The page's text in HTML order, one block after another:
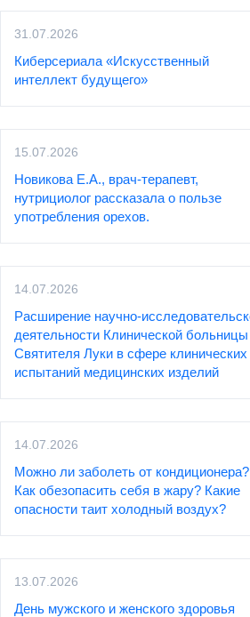
31.07.2026
Киберсериала «Искусственный
интеллект будущего»
15.07.2026
Новикова Е.А., врач-терапевт,
нутрициолог рассказала о пользе
употребления орехов.
14.07.2026
Расширение научно-
деятельности Клинической больницы
Святителя Луки в сфере клинических
испытаний медицинских изделий
14.07.2026
Можно ли заболеть от кондиционера?
Как обезопасить себя в жару? Какие
опасности таит холодный воздух?
13.07.2026
День мужского и женского здоровья